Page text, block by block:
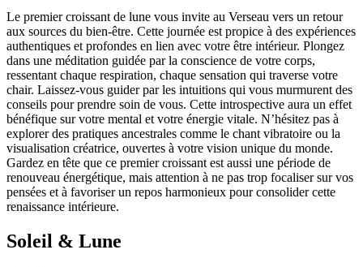
Le premier croissant de lune vous invite au Verseau vers un retour
aux sources du bien-être. Cette journée est propice à des expériences
authentiques et profondes en lien avec votre être intérieur. Plongez
dans une méditation guidée par la conscience de votre corps,
ressentant chaque respiration, chaque sensation qui traverse votre
chair. Laissez-vous guider par les intuitions qui vous murmurent des
conseils pour prendre soin de vous. Cette introspective aura un effet
bénéfique sur votre mental et votre énergie vitale. N’hésitez pas à
explorer des pratiques ancestrales comme le chant vibratoire ou la
visualisation créatrice, ouvertes à votre vision unique du monde.
Gardez en tête que ce premier croissant est aussi une période de
renouveau énergétique, mais attention à ne pas trop focaliser sur vos
pensées et à favoriser un repos harmonieux pour consolider cette
renaissance intérieure.
Soleil & Lune